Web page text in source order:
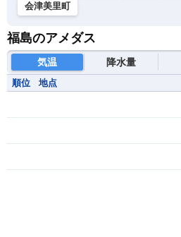
会津美里町
福島のアメダス
気温 降水量
順位 地点